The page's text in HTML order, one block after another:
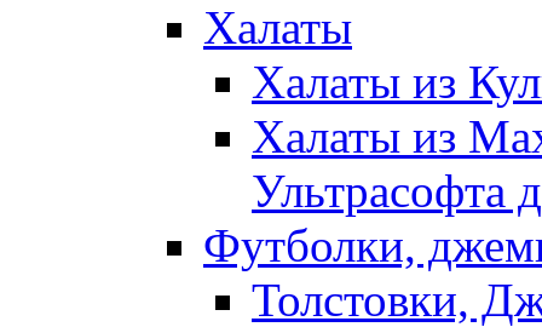
Халаты
Халаты из
Халаты из
Ультрасофта
Футболки,
Толстовки,